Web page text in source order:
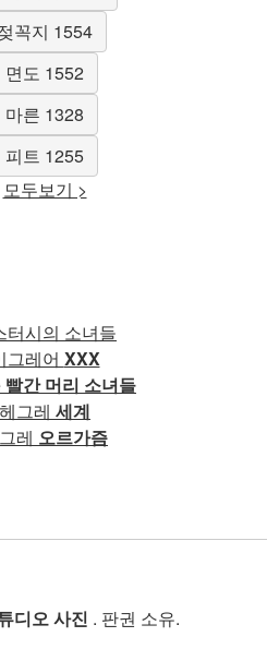
꼭지 1554
면도 1552
마른 1328
피트 1255
모두보기 >
터시의 소녀들
그레어 XXX
빨간 머리 소녀들
헤그레 세계
레 오르가즘
디오 사진 . 판권 소유.